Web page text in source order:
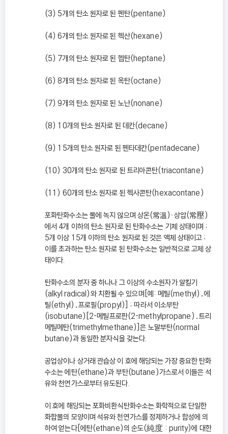
(3) 5개의 탄소 원자로 된 펜탄(pentane)
(4) 6개의 탄소 원자로 된 헥산(hexane)
(5) 7개의 탄소 원자로 된 헵탄(heptane)
(6) 8개의 탄소 원자로 된 옥탄(octane)
(7) 9개의 탄소 원자로 된 노난(nonane)
(8) 10개의 탄소 원자로 된 데칸(decane)
(9) 15개의 탄소 원자로 된 펜타데칸(pentadecane)
(10) 30개의 탄소 원자로 된 트리아콘탄(triacontane)
(11) 60개의 탄소 원자로 된 헥사콘탄(hexacontane)
포화탄화수소는 물에 녹지 않으며 상온(常溫)ㆍ상압(常壓)
에서 4개 이하의 탄소 원자로 된 탄화수소는 기체 상태이며 ;
5개 이상 15개 이하의 탄소 원자로 된 것은 액체 상태이고 ;
이를 초과하는 탄소 원자로 된 탄화수소는 일반적으로 고체 상
태이다.
탄화수소의 분자 중 하나나 그 이상의 수소원자가 알킬기
(alkyl radical)와 치환될 수 있으며[예: 메틸(methyl)․에
틸(ethyl)․프로필(propyl)] ; 따라서 이소부탄
(isobutane)[2-메틸프로판(2-methylpropane)․트리
메틸메탄(trimethylmethane)]은 노말부탄(normal
butane)과 동일한 분자식을 갖는다.
공업상이나 상거래 관습상 이 호에 해당되는 가장 중요한 탄화
수소는 에탄(ethane)과 부탄(butane)가스로서 이들은 석
유와 천연가스로부터 유도된다.
이 호에 해당되는 포화비환식탄화수소는 화학적으로 단일한
화합물의 모양이며 석유와 천연가스를 정제하거나 합성에 의
하여 얻는다[에탄(ethane)의 순도(純度 : purity)에 대한